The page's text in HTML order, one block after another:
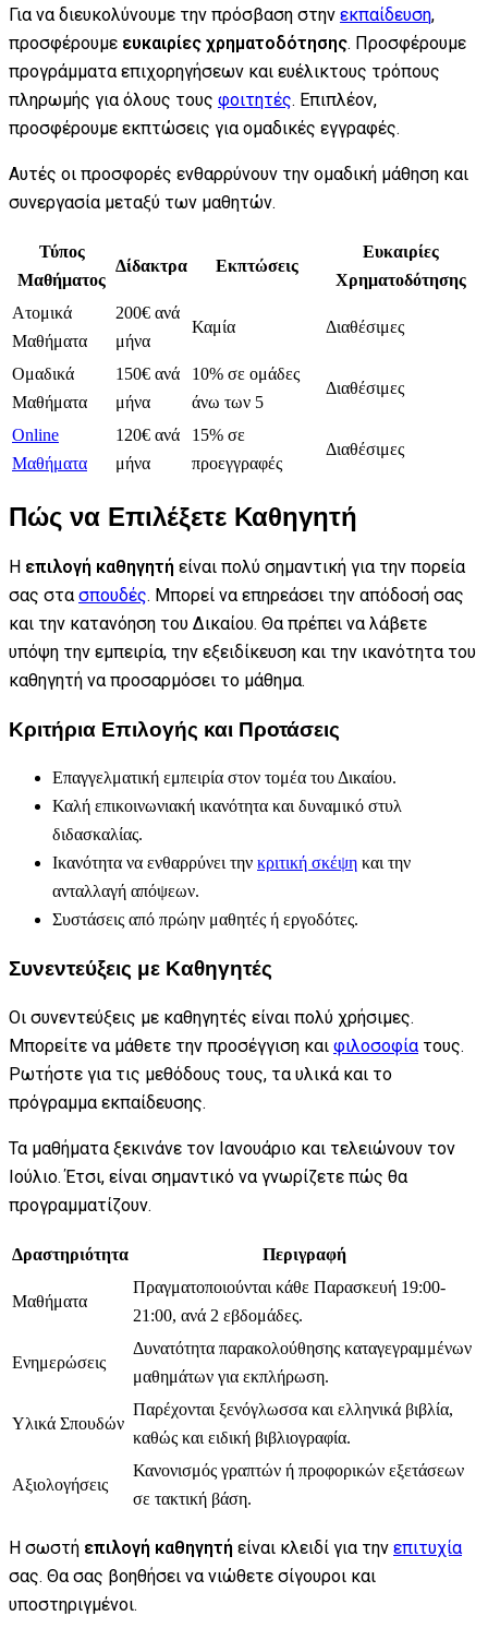
Για να διευκολύνουμε την πρόσβαση στην εκπαίδευση,
προσφέρουμε ευκαιρίες χρηματοδότησης. Προσφέρουμε
προγράμματα επιχορηγήσεων και ευέλικτους τρόπους
πληρωμής για όλους τους φοιτητές. Επιπλέον,
προσφέρουμε εκπτώσεις για ομαδικές εγγραφές.
Αυτές οι προσφορές ενθαρρύνουν την ομαδική μάθηση και
συνεργασία μεταξύ των μαθητών.
Τύπος
Μαθήματος
Δίδακτρα Εκπτώσεις
Ευκαιρίες
Χρηματοδότησης
Ατομικά
Μαθήματα
200€ ανά
μήνα
Καμία Διαθέσιμες
Ομαδικά
Μαθήματα
150€ ανά
μήνα
10% σε ομάδες
άνω των 5
Διαθέσιμες
Online
Μαθήματα
120€ ανά
μήνα
15% σε
προεγγραφές
Διαθέσιμες
Πώς να Επιλέξετε Καθηγητή
Η επιλογή καθηγητή είναι πολύ σημαντική για την πορεία
σας στασπουδές. Μπορεί να επηρεάσει την απόδοσή σας
και την κατανόηση του Δικαίου. Θα πρέπει να λάβετε
υπόψη την εμπειρία, την εξειδίκευση και την ικανότητα του
καθηγητή να προσαρμόσει το μάθημα.
Κριτήρια Επιλογής και Προτάσεις
Επαγγελματική εμπειρία στον τομέα του Δικαίου.
Καλή επικοινωνιακή ικανότητα και δυναμικό στυλ
διδασκαλίας.
Ικανότητα να ενθαρρύνει την κριτική σκέψη και την
ανταλλαγή απόψεων.
Συστάσεις από πρώην μαθητές ή εργοδότες.
Συνεντεύξεις με Καθηγητές
Οι συνεντεύξεις με καθηγητές είναι πολύ χρήσιμες.
Μπορείτε να μάθετε την προσέγγιση και φιλοσοφία τους.
Ρωτήστε για τις μεθόδους τους, τα υλικά και το
πρόγραμμα εκπαίδευσης.
Τα μαθήματα ξεκινάνε τον Ιανουάριο και τελειώνουν τον
Ιούλιο. Έτσι, είναι σημαντικό να γνωρίζετε πώς θα
προγραμματίζουν.
Δραστηριότητα Περιγραφή
Μαθήματα
Πραγματοποιούνται κάθε Παρασκευή 19:00-
21:00, ανά 2 εβδομάδες.
Ενημερώσεις
Δυνατότητα παρακολούθησης καταγεγραμμένων
μαθημάτων για εκπλήρωση.
Υλικά Σπουδών
Παρέχονται ξενόγλωσσα και ελληνικά βιβλία,
καθώς και ειδική βιβλιογραφία.
Αξιολογήσεις
Κανονισμός γραπτών ή προφορικών εξετάσεων
σε τακτική βάση.
Η σωστή επιλογή καθηγητή είναι κλειδί για την επιτυχία
σας. Θα σας βοηθήσει να νιώθετε σίγουροι και
υποστηριγμένοι.